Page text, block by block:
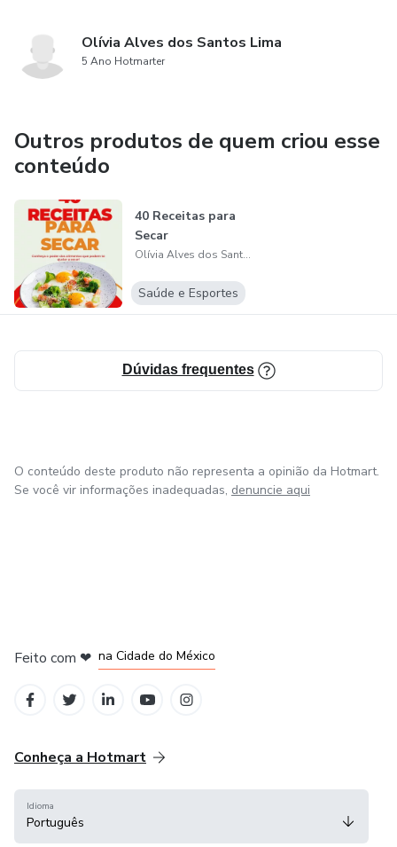
5 – Estar afiliado a produtos de qualidade que vão agregar
valor para seu público e saber trabalhar
Olívia Alves dos Santos Lima
5 Ano Hotmarter
Outros produtos de quem criou esse
conteúdo
40 Receitas para
Secar
Olívia Alves dos Santos Lima
Saúde e Esportes
Dúvidas frequentes
O conteúdo deste produto não representa a opinião da Hotmart.
Se você vir informações inadequadas, denuncie aqui
Feito com ❤ na Cidade do México
Conheça a Hotmart
Idioma
Português